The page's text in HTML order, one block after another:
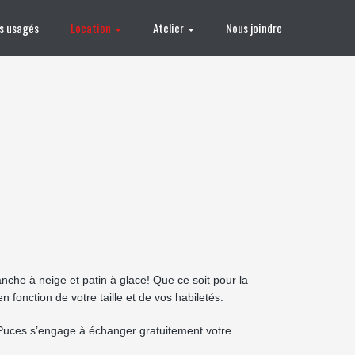
usagés Location Atelier Nous joindre
à neige et patin à glace! Que ce soit pour la
fonction de votre taille et de vos habiletés.
s’engage à échanger gratuitement votre